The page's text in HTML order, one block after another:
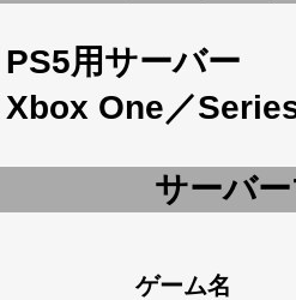
PS5用サーバー
Xbox One／
サーバ
ゲーム名